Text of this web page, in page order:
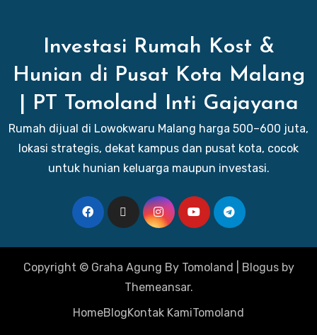
Investasi Rumah Kost &
Hunian di Pusat Kota Malang
| PT Tomoland Inti Gajayana
Rumah dijual di Lowokwaru Malang harga 500–600 juta,
lokasi strategis, dekat kampus dan pusat kota, cocok
untuk hunian keluarga maupun investasi.
Copyright © Graha Agung By Tomoland Blogusby
Themeansar.
HomeBlogKontak KamiTomoland